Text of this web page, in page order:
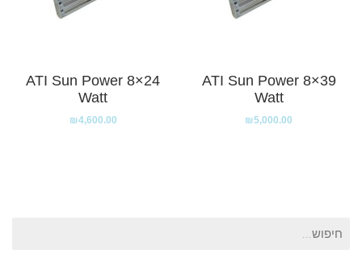
ATI Sun Power 8×39
Watt
₪5,000.00
ATI Sun Power 8×24
Watt
₪4,600.00
חיפוש